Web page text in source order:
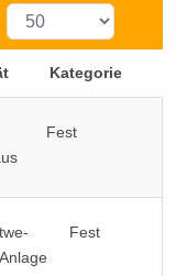
Kategorie
Fest
twe-
Anlage
Fest